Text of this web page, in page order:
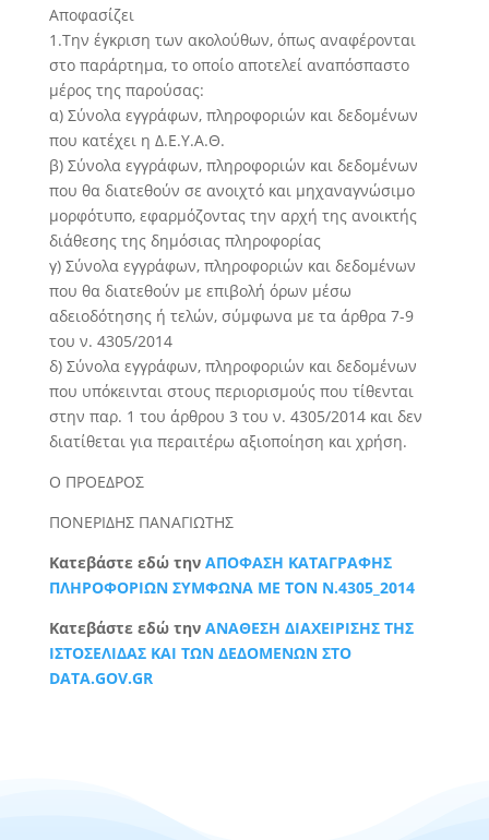
Αποφασίζει
1.Την έγκριση των ακολούθων, όπως αναφέρονται
στο παράρτημα, το οποίο αποτελεί αναπόσπαστο
μέρος της παρούσας:
α) Σύνολα εγγράφων, πληροφοριών και δεδομένων
που κατέχει η Δ.Ε.Υ.Α.Θ.
β) Σύνολα εγγράφων, πληροφοριών και δεδομένων
που θα διατεθούν σε ανοιχτό και μηχαναγνώσιμο
μορφότυπο, εφαρμόζοντας την αρχή της ανοικτής
διάθεσης της δημόσιας πληροφορίας
γ) Σύνολα εγγράφων, πληροφοριών και δεδομένων
που θα διατεθούν με επιβολή όρων μέσω
αδειοδότησης ή τελών, σύμφωνα με τα άρθρα 7-9
του ν. 4305/2014
δ) Σύνολα εγγράφων, πληροφοριών και δεδομένων
που υπόκεινται στους περιορισμούς που τίθενται
στην παρ. 1 του άρθρου 3 του ν. 4305/2014 και δεν
διατίθεται για περαιτέρω αξιοποίηση και χρήση.
Ο ΠΡΟΕΔΡΟΣ
ΠΟΝΕΡΙΔΗΣ ΠΑΝΑΓΙΩΤΗΣ
Κατεβάστε εδώ την ΑΠΟΦΑΣΗ ΚΑΤΑΓΡΑΦΗΣ
ΠΛΗΡΟΦΟΡΙΩΝ ΣΥΜΦΩΝΑ ΜΕ ΤΟΝ Ν.4305_2014
Κατεβάστε εδώ την ΑΝΑΘΕΣΗ ΔΙΑΧΕΙΡΙΣΗΣ ΤΗΣ
ΙΣΤΟΣΕΛΙΔΑΣ ΚΑΙ ΤΩΝ ΔΕΔΟΜΕΝΩΝ ΣΤΟ
DATA.GOV.GR